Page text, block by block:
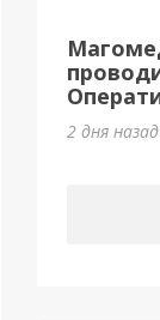
2 дня